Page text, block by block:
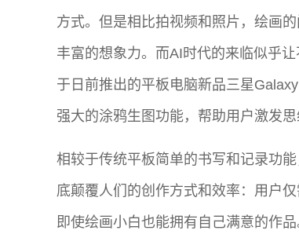
方式。但是相比拍视频和照片，绘画
丰富的想象力。而AI时代的来临似乎
于日前推出的平板电脑新品三星
强大的涂鸦生图功能，帮助用户激发
相较于传统平板简单的书写和记录功
底颠覆人们的创作方式和效率：用户
即使绘画小白也能拥有自己满意的作